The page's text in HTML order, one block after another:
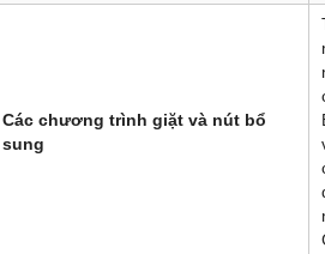
Các chương trình giặt và nút bổ
sung